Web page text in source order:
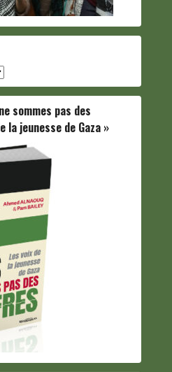
sommes pas des
la jeunesse de Gaza »